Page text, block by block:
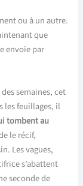
ou à un autre.
que
envoie par
semaines, cet
les feuillages, il
tombent au
le récif,
Les vagues,
s’abattent
seconde de